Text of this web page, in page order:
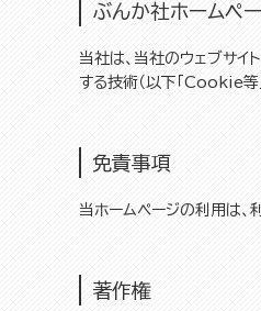
ぶんか社ホームペ
当社は、当社のウェブサイ
する技術（以下「Cookie等
免責事項
当ホームページの利用は
著作権